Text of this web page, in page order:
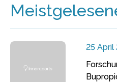
25 April